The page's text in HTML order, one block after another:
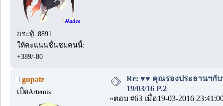
กระทู้: 8891
ให้คะแนนชื่นชมคนนี้:
+389/-80
gupalz
เป็ดArtemis
Re: ♥♥ คุณรองประธานฯกั
19/03/16 P.2
«ตอบ #63 เมื่อ19-03-2016